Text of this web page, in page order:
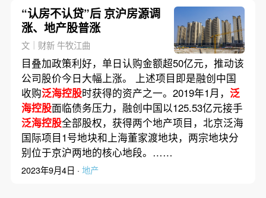
“认房不认贷”后 京沪房源调
涨、地产股普涨
文｜财新 牛牧江曲
目叠加政策利好，单日认购金额超50亿元，推动该
公司股价今日大幅上涨。 上述项目即是融创中国
收购泛海控股时获得的资产之一。2019年1月， 泛
海控股面临债务压力，融创中国以125.53亿元接手
泛海控股全部股权，获得两个地产项目，北京泛海
国际项目1号地块和上海董家渡地块，两宗地块分
别位于京沪两地的核心地段。……
2023年9月4日 · 地产